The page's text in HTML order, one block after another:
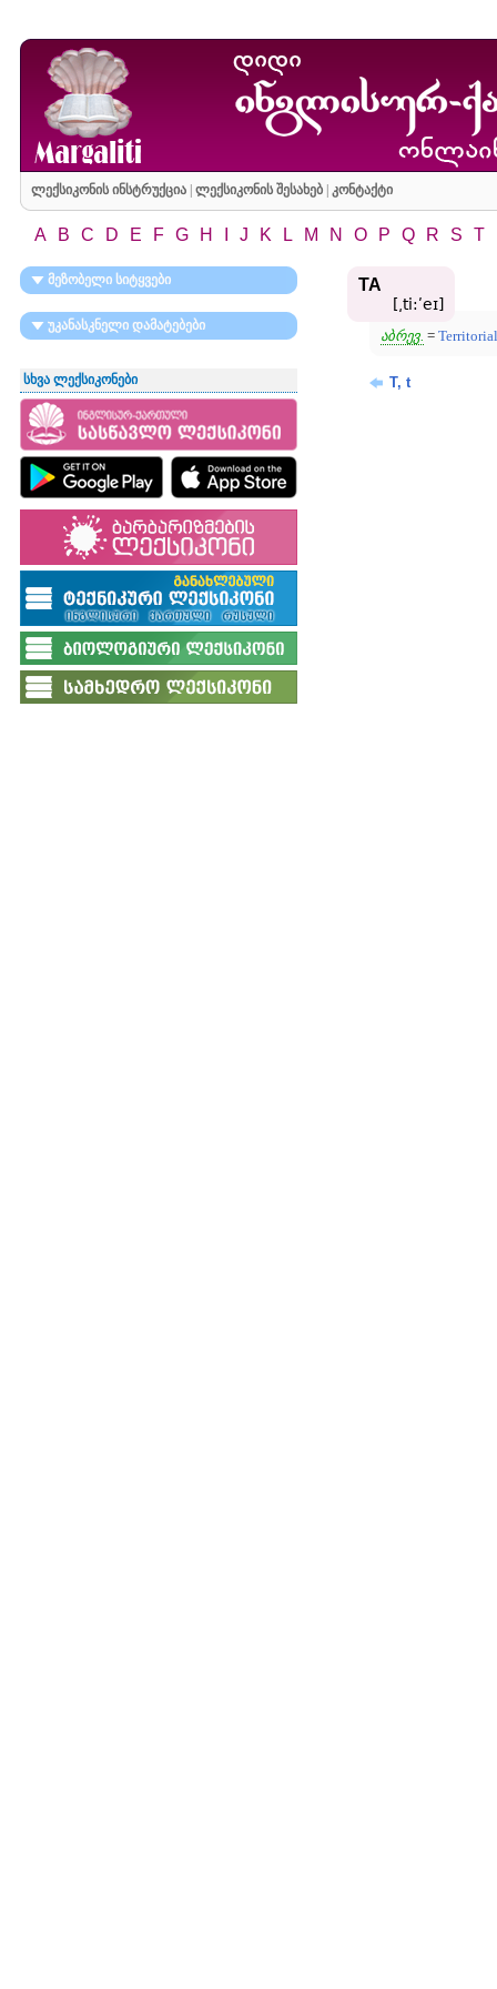
ლექსიკონის ინსტრუქცია| ლექსიკონის შესახებ| კონტაქტი
A B C D E F G H J K L M N O P Q R S T
მეზობელი სიტყვები
უკანასკნელი დამატებები
სხვა ლექსიკონები
TA
[͵ti:ʹeɪ]
აბრევ. =
T, t